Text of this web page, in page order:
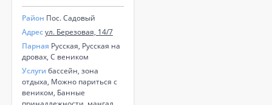
Район Пос. Садовый
Адресул. Березовая, 14/7
Парная Русская, Русская на
дровах, С веником
Услуги бассейн, зона
отдыха, Можно париться с
веником, Банные